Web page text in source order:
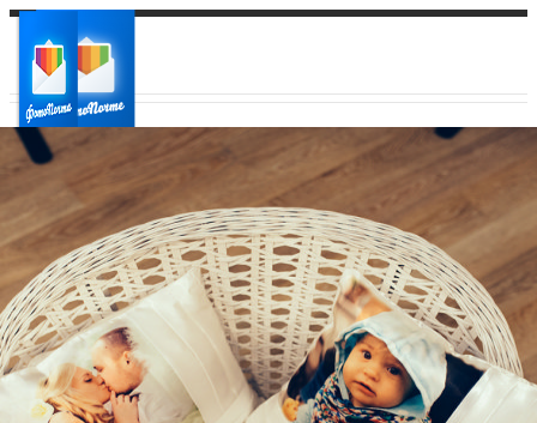
Ваш город:
Ваш регион доставки
Выберите из списка: